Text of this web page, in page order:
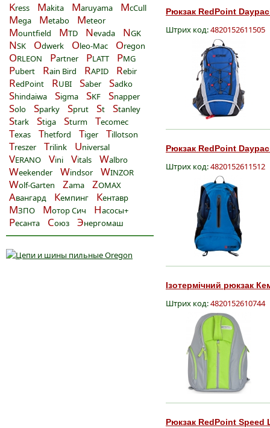
Kress Makita Maruyama McCull
Mega Metabo Meteor
Mountfield MTD Nevada NGK
NSK Odwerk Oleo-Mac Oregon
ORLEON Partner PLATT PMG
Pubert Rain Bird RAPID Rebir
RedPoint RUBI Saber Sadko
Shindaiwa Sigma SKF Snapper
Solo Sparky Sprut St Stanley
Stark Stiga Sturm Tecomec
Texas Thetford Tiger Tillotson
Treszer Trilink Universal
VERANO Vini Vitals Walbro
Weekender Windsor WINZOR
Wolf-Garten Zama ZOMAX
Авангард Кемпинг Кентавр
МЗПО Мотор Сич Насосы+
Ресанта Союз Энергомаш
Рюкзак RedPoint
Штрих код:4820152611505
Рюкзак RedPoint
Штрих код:4820152611512
Ізотермічний рюкзак
Штрих код:4820152610744
Рюкзак RedPoint Speed